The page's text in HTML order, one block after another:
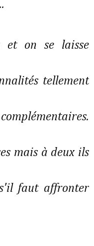
et on se laisse
tellement
mais à deux ils
faut affronter